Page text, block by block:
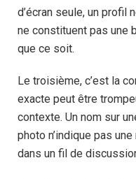
d’écran seule, un profil
ne constituent pas une
que ce soit.
Le troisième, c’est la
exacte peut être
contexte. Un nom sur
photo n’indique pas
dans un fil de